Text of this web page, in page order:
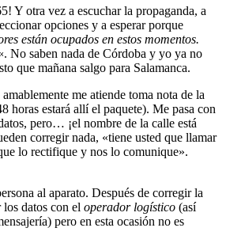
Y otra vez a escuchar la propaganda, a
opciones y a esperar porque
están ocupados en estos momentos.
No saben nada de Córdoba y yo ya no
que mañana salgo para Salamanca.
me atiende toma nota de la
horas estará allí el paquete). Me pasa con
pero… ¡el nombre de la calle está
corregir nada, «tiene usted que llamar
lo rectifique y nos lo comunique».
al aparato. Después de corregir la
datos con el operador logístico (así
pero en esta ocasión no es